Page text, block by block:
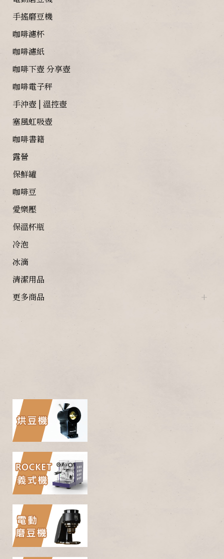
手搖磨豆機
咖啡濾杯
咖啡濾紙
咖啡下壺 分享壺
咖啡電子秤
手沖壺 | 溫控壺
塞風虹吸壺
咖啡書籍
露營
保鮮罐
咖啡豆
愛樂壓
保溫杯瓶
冷泡
冰滴
清潔用品
更多商品